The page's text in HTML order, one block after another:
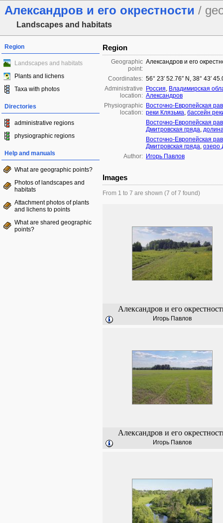
Александров и его окрестности /
Landscapes and habitats
Region
Landscapes and habitats
Plants and lichens
Taxa with photos
Directories
administrative regions
physiographic regions
Help and manuals
What are geographic points?
Photos of landscapes and
habitats
Attachment photos of plants
and lichens to points
What are shared geographic
points?
Region
Geographic
point:
Александров и его
Coordinates: 56° 23′ 52.76″ N, 38° 43′
Administrative
location:
Россия, Владимирская
Александров
Physiographic
location:
Восточно-Европейская
реки Клязьма, бассейн
Восточно-Европейская
Дмитровская гряда,
Восточно-Европейская
Дмитровская гряда, озеро
Author: Игорь Павлов
Images
From 1 to 7 are shown (7 of 7 found)
Александров и его
Игорь Павлов
Александров и его
Игорь Павлов